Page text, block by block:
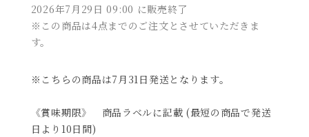
2026年7月29日 09:00 に販売終了
※この商品は4点までのご注文とさせていただきま
す。
※こちらの商品は7月31日発送となります。
《賞味期限》 商品ラベルに記載 (最短の商品で発送
日より10日間)